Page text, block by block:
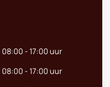
08:00 - 17:00 uur
08:00 - 17:00 uur